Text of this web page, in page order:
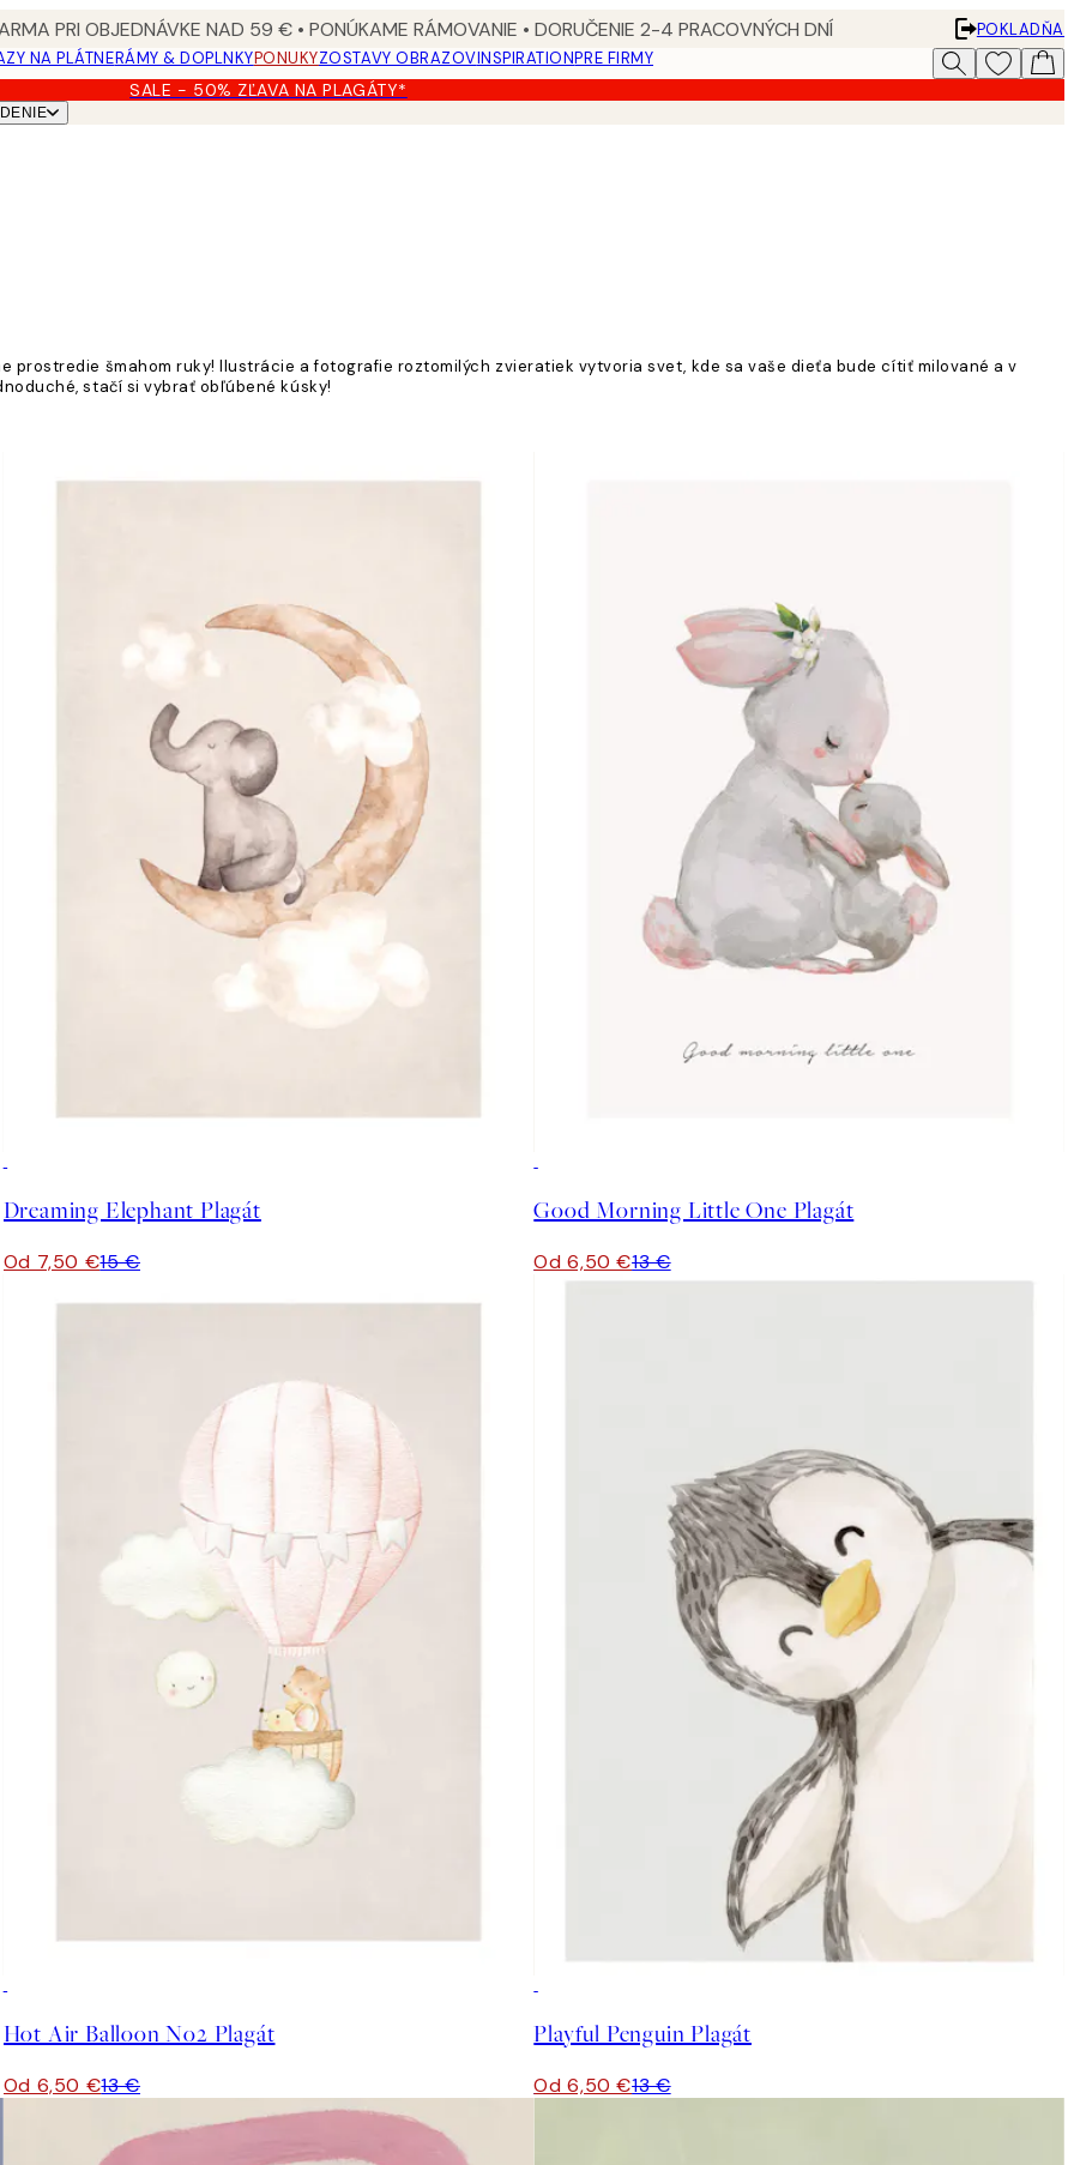
PRI OBJEDNÁVKE NAD 59 € • PONÚKAME RÁMOVANIE • DORUČENIE 2-4 PRACOVNÝCH DNÍ
POKLADŇA
NA PLÁTNERÁMY & DOPLNKYPONUKYZOSTAVY OBRAZOVINSPIRATIONPRE FIRMY
SALE - 50% ZĽAVA NA PLAGÁTY*
prostredie šmahom ruky! Ilustrácie a fotografie roztomilých zvieratiek vytvoria svet, kde sa vaše dieťa bude cítiť milované a v
stačí si vybrať obľúbené kúsky!
Dreaming Elephant Plagát
Od 7,50 €15 €
Good Morning Little One Plagát
Od 6,50 €13 €
Hot Air Balloon No2 Plagát
Od 6,50 €13 €
Playful Penguin Plagát
Od 6,50 €13 €